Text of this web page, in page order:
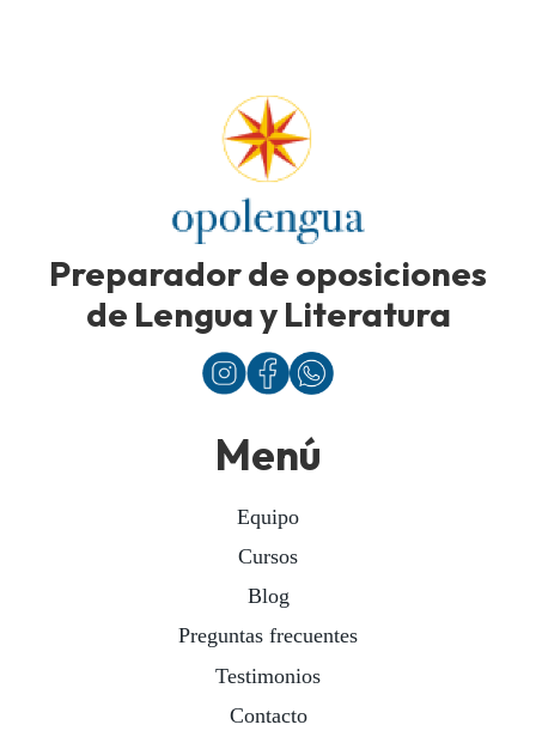
Preparador de oposiciones
de Lengua y Literatura
Menú
Equipo
Cursos
Blog
Preguntas frecuentes
Testimonios
Contacto